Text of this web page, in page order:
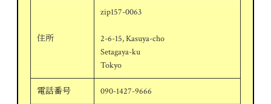
住所
zip157-0063
2-6-15, Kasuya-cho
Setagaya-ku
Tokyo
電話番号 090-1427-9666